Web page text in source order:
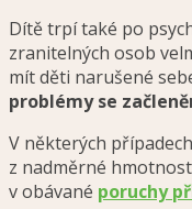
Dítě trpí také po
zranitelných osob
mít děti narušené
problémy se
V některých
z nadměrné
v obávané poruchy